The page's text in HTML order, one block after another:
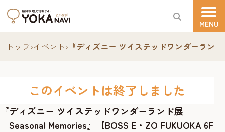
トップ›イベント› 『ディズニー ツイステッドワンダーラン
このイベントは終了しました
『ディズニー ツイステッドワンダーランド展
│Seasonal Memories』【BOSS E・ZO FUKUOKA 6F